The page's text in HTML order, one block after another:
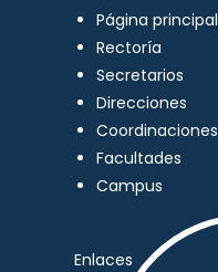
Página principal
Rectoría
Secretarios
Direcciones
Coordinaciones
Facultades
Campus
Enlaces